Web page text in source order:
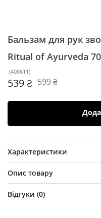
Бальзам для рук
Ritual of Ayurveda
(408611)
539 ₴ 599 ₴
Характеристики
Опис товару
Відгуки (0)